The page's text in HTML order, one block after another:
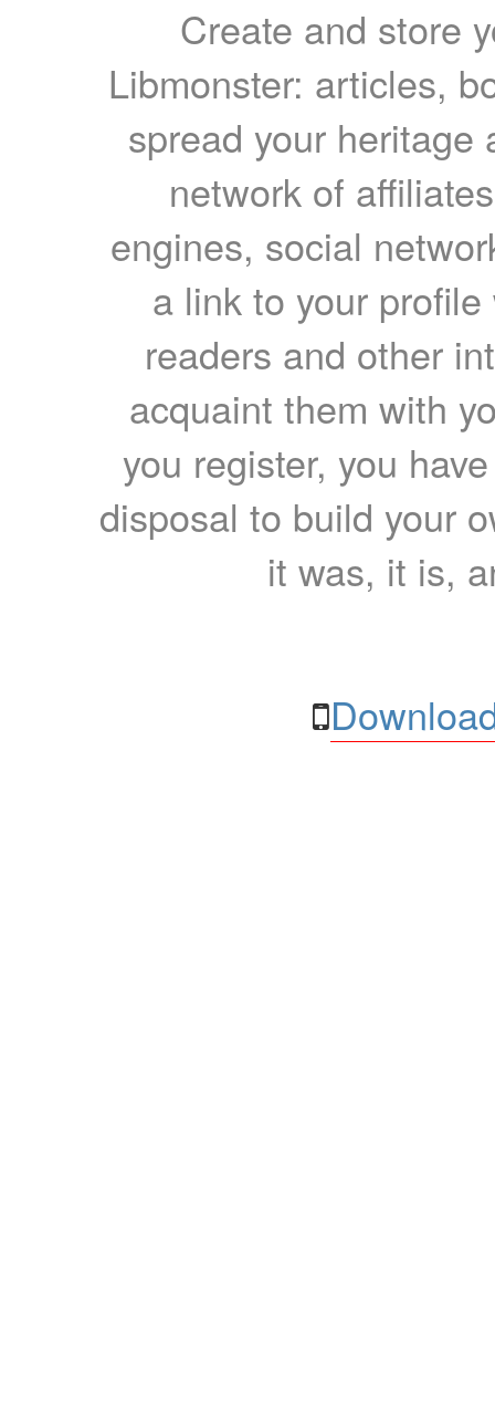
Create and store
Libmonster: articles,
spread your heritage
network of
engines, social
a link to your
readers and other
acquaint them with
you register, you
disposal to build your
it was, it is,